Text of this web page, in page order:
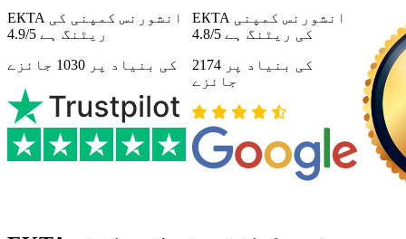
ЕКТА انشورنس کمپنی کی
ریٹنگ ہے 4.9/5
کی بنیاد پر 1030 جائزے
ЕКТА انشورنس کمپنی
کی ریٹنگ ہے 4.8/5
کی بنیاد پر 2174
جائزے